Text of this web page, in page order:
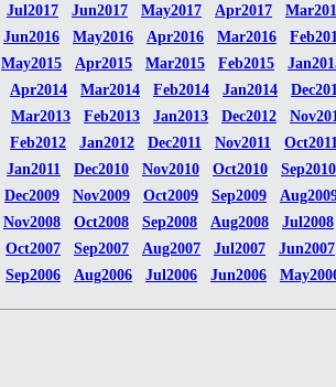
Jul2017 Jun2017 May2017 Apr2017
Jun2016 May2016 Apr2016 Mar2016
May2015 Apr2015 Mar2015 Feb2015
Apr2014 Mar2014 Feb2014 Jan2014
Mar2013 Feb2013 Jan2013 Dec2012
Feb2012 Jan2012 Dec2011 Nov2011
Jan2011 Dec2010 Nov2010 Oct2010
Sep2010
Dec2009 Nov2009 Oct2009 Sep2009
Nov2008 Oct2008 Sep2008 Aug2008
Jul2008
Oct2007 Sep2007 Aug2007 Jul2007
Jun2007
Sep2006 Aug2006 Jul2006 Jun2006